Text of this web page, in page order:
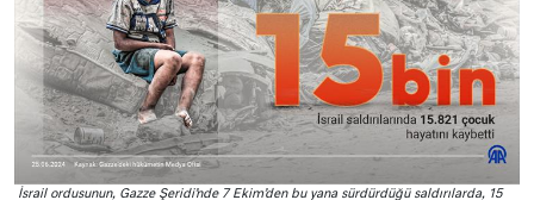
İsrail ordusunun, Gazze Şeridi’nde 7 Ekim’den bu yana sürdürdüğü saldırılarda, 15